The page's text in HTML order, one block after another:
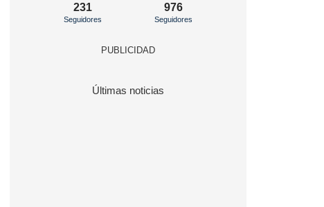
231
Seguidores
976
Seguidores
PUBLICIDAD
Últimas noticias